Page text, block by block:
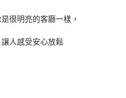
很明亮的客廳一樣，
人感受安心放鬆